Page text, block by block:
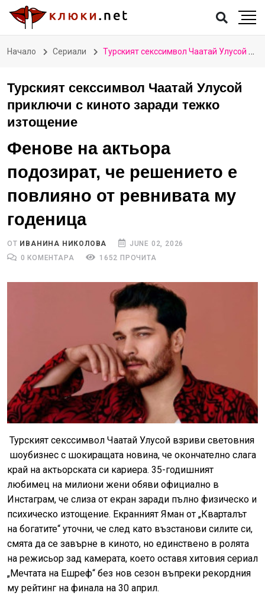
Начало Сериали Турският секссимвол Чаатай Улусой приключи с киното заради тежко изтощение
Турският секссимвол Чаатай Улусой
приключи с киното заради тежко
изтощение
Фенове на актьора
подозират, че решението е
повлияно от ревнивата му
годеница
ОТ ИВАНИНА НИКОЛОВА
JUNE 02, 2026
0 КОМЕНТАРА
1652 ПРОЧИТА
Турският секссимвол Чаатай Улусой взриви световния
шоубизнес с шокиращата новина, че окончателно слага
край на актьорската си кариера. 35-годишният
любимец на милиони жени обяви официално в
Инстаграм, че слиза от екран заради пълно физическо и
психическо изтощение. Екранният Яман от „Кварталът
на богатите“ уточни, че след като възстанови силите си,
смята да се завърне в киното, но единствено в ролята
на режисьор зад камерата, което оставя хитовия сериал
„Мечтата на Ешреф“ без нов сезон въпреки рекордния
му рейтинг на финала на 30 април.